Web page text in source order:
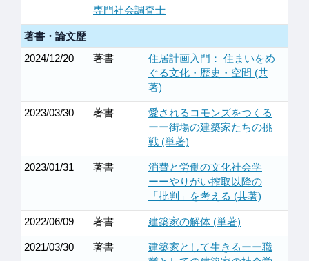
専門社会調査士
著書・論文歴
2024/12/20
著書
住居計画入門： 住まいをめ
ぐる文化・歴史・空間 (共
著)
2023/03/30 著書
愛されるコモンズをつくる
ーー街場の建築家たちの挑
戦 (単著)
2023/01/31 著書
消費と労働の文化社会学
ーーやりがい搾取以降の
「批判」を考える (共著)
2022/06/09 著書 建築家の解体 (単著)
2021/03/30 著書
建築家として生きるーー職